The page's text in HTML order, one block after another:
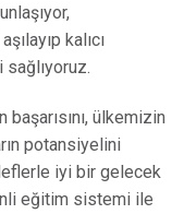
kalıcı
ülkemizin
potansiyelini
iyi bir gelecek
eğitim sistemi ile